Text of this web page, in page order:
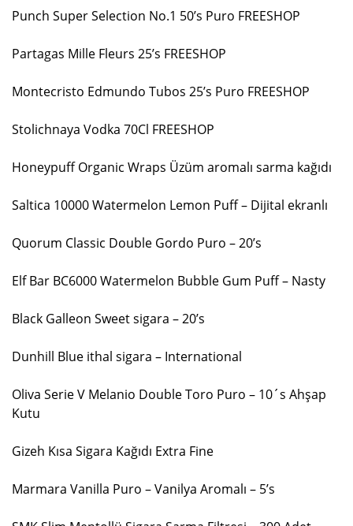
Punch Super Selection No.1 50’s Puro FREESHOP
Partagas Mille Fleurs 25’s FREESHOP
Montecristo Edmundo Tubos 25’s Puro FREESHOP
Stolichnaya Vodka 70Cl FREESHOP
Honeypuff Organic Wraps Üzüm aromalı sarma kağıdı
Saltica 10000 Watermelon Lemon Puff – Dijital ekranlı
Quorum Classic Double Gordo Puro – 20’s
Elf Bar BC6000 Watermelon Bubble Gum Puff – Nasty
Black Galleon Sweet sigara – 20’s
Dunhill Blue ithal sigara – International
Oliva Serie V Melanio Double Toro Puro – 10´s Ahşap
Kutu
Gizeh Kısa Sigara Kağıdı Extra Fine
Marmara Vanilla Puro – Vanilya Aromalı – 5’s